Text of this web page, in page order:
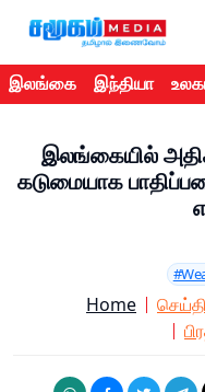
இலங்கை இந்தியா
இலங்கையில்
கடுமையாக
Home